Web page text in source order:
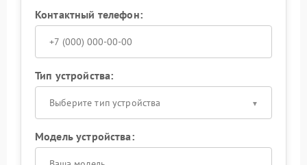
Контактный телефон:
Тип устройства:
Выберите тип устройства
Модель устройства: